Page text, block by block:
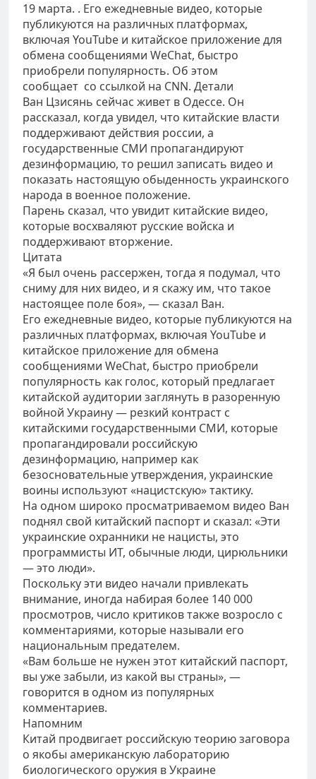
19 марта. . Его ежедневные видео, которые
публикуются на различных платформах,
включая YouTube и китайское приложение для
обмена сообщениями WeChat, быстро
приобрели популярность. Об этом
сообщает со ссылкой на CNN. Детали
Ван Цзисянь сейчас живет в Одессе. Он
рассказал, когда увидел, что китайские власти
поддерживают действия россии, а
государственные СМИ пропагандируют
дезинформацию, то решил записать видео и
показать настоящую обыденность украинского
народа в военное положение.
Парень сказал, что увидит китайские видео,
которые восхваляют русские войска и
поддерживают вторжение.
Цитата
«Я был очень рассержен, тогда я подумал, что
сниму для них видео, и я скажу им, что такое
настоящее поле боя», — сказал Ван.
Его ежедневные видео, которые публикуются на
различных платформах, включая YouTube и
китайское приложение для обмена
сообщениями WeChat, быстро приобрели
популярность как голос, который предлагает
китайской аудитории заглянуть в разоренную
войной Украину — резкий контраст с
китайскими государственными СМИ, которые
пропагандировали российскую
дезинформацию, например как
безосновательные утверждения, украинские
воины используют «нацистскую» тактику.
На одном широко просматриваемом видео Ван
поднял свой китайский паспорт и сказал: «Эти
украинские охранники не нацисты, это
программисты ИТ, обычные люди, цирюльники
— это люди».
Поскольку эти видео начали привлекать
внимание, иногда набирая более 140 000
просмотров, число критиков также возросло с
комментариями, которые называли его
национальным предателем.
«Вам больше не нужен этот китайский паспорт,
вы уже забыли, из какой вы страны», —
говорится в одном из популярных
комментариев.
Напомним
Китай продвигает российскую теорию заговора
о якобы американскую лабораторию
биологического оружия в Украине